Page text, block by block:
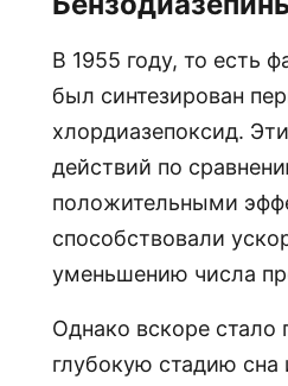
В 1955 году, то есть
был синтезирован
хлордиазепоксид.
действий по
положительными
способствовали
уменьшению числа
Однако вскоре стало
глубокую стадию сна